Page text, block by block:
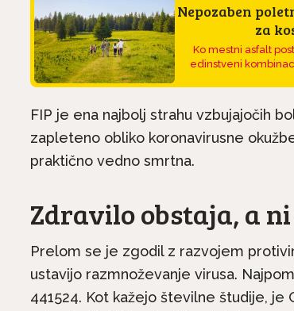
Nepozaben
za
Ko mestni asfalt
edinstveni
FIP je ena najbolj strahu vzbujajočih
zapleteno obliko koronavirusne
praktično vedno smrtna.
Zdravilo obstaja, a
Prelom se je zgodil z razvojem
ustavijo razmnoževanje virusa.
441524. Kot kažejo številne študije, je
na kratko: Irski
je družinski pes, ki
ne...
Pasme na
si vedno